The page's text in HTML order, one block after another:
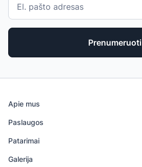
Prenumeruoti
Apie mus
Paslaugos
Patarimai
Galerija